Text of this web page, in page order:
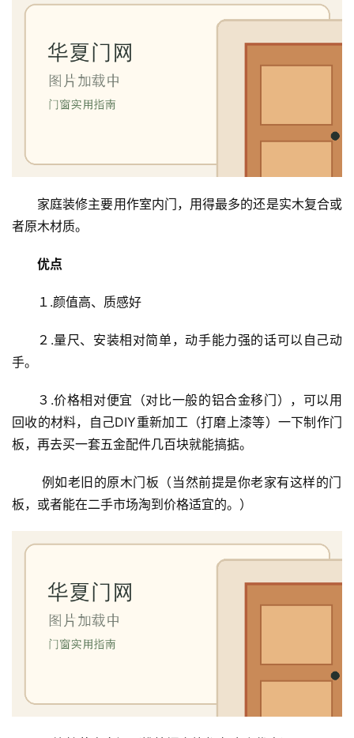
家庭装修主要用作室内门，用得最多的还是实木复合或
者原木材质。
优点
１.颜值高、质感好
２.量尺、安装相对简单，动手能力强的话可以自己动
手。
３.价格相对便宜（对比一般的铝合金移门），可以用
回收的材料，自己DIY重新加工（打磨上漆等）一下制作门
板，再去买一套五金配件几百块就能搞掂。
板，或者能在二手市场淘到价格适宜的。）